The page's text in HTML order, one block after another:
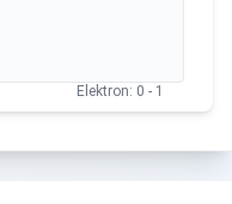
Elektron: 0 - 1